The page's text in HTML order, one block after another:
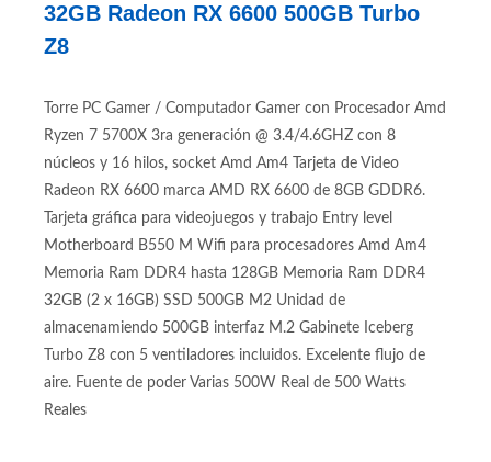
32GB Radeon RX 6600 500GB Turbo
Z8
Torre PC Gamer / Computador Gamer con Procesador Amd
Ryzen 7 5700X 3ra generación @ 3.4/4.6GHZ con 8
núcleos y 16 hilos, socket Amd Am4 Tarjeta de Video
Radeon RX 6600 marca AMD RX 6600 de 8GB GDDR6.
Tarjeta gráfica para videojuegos y trabajo Entry level
Motherboard B550 M Wifi para procesadores Amd Am4
Memoria Ram DDR4 hasta 128GB Memoria Ram DDR4
32GB (2 x 16GB) SSD 500GB M2 Unidad de
almacenamiendo 500GB interfaz M.2 Gabinete Iceberg
Turbo Z8 con 5 ventiladores incluidos. Excelente flujo de
aire. Fuente de poder Varias 500W Real de 500 Watts
Reales